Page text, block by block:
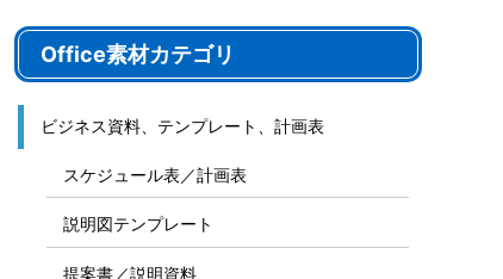
Office素材カテゴリ
ビジネス資料、テンプレート、計画表
スケジュール表／計画表
説明図テンプレート
提案書／説明資料